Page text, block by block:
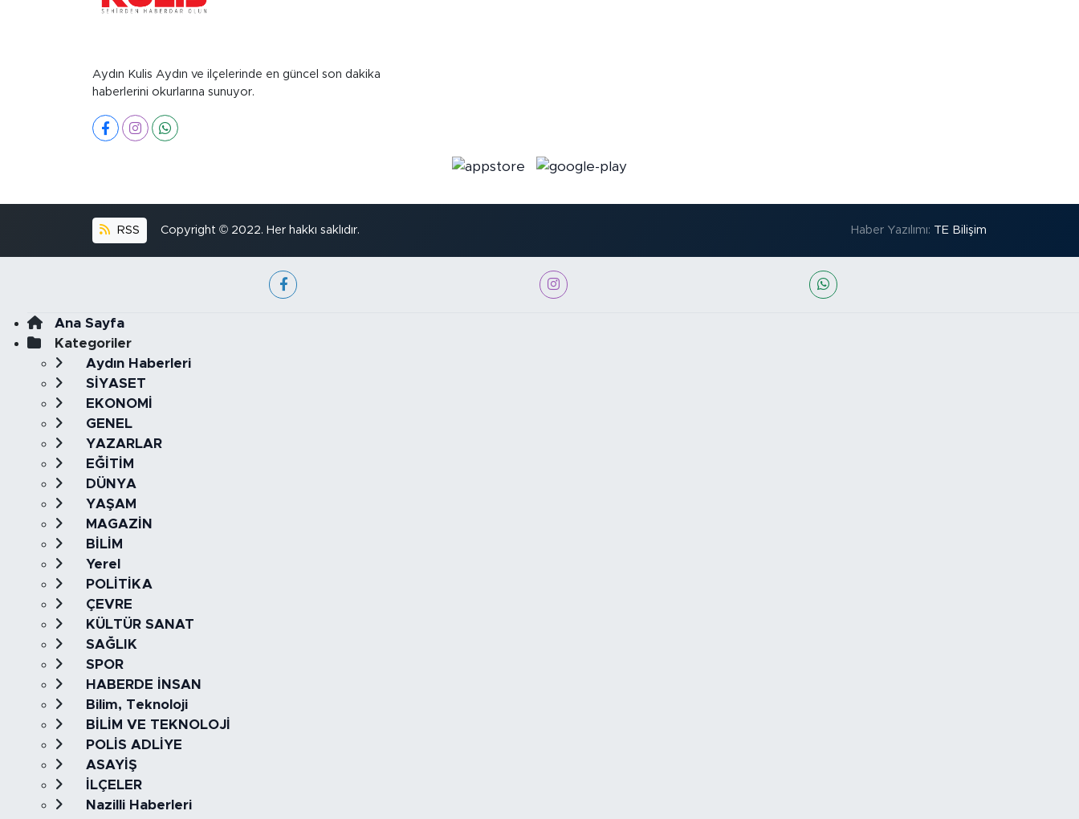
Aydın Kulis Aydın ve ilçelerinde en güncel son dakika
haberlerini okurlarına sunuyor.
RSS Copyright © 2022. Her hakkı saklıdır. Haber Yazılımı: TE Bilişim
Ana Sayfa
Kategoriler
Aydın Haberleri
SİYASET
EKONOMİ
GENEL
YAZARLAR
EĞİTİM
DÜNYA
YAŞAM
MAGAZİN
BİLİM
Yerel
POLİTİKA
ÇEVRE
KÜLTÜR SANAT
SAĞLIK
SPOR
HABERDE İNSAN
Bilim, Teknoloji
BİLİM VE TEKNOLOJİ
POLİS ADLİYE
ASAYİŞ
İLÇELER
Nazilli Haberleri